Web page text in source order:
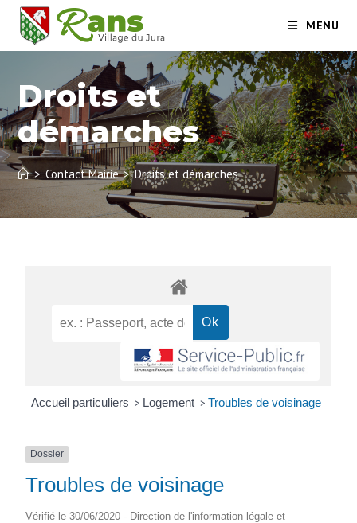
MENU
Droits et
démarches
> Contact Mairie > Droits et démarches
Accueil particuliers > Logement > Troubles de voisinage
Dossier
Troubles de voisinage
Vérifié le 30/06/2020 - Direction de l'information légale et